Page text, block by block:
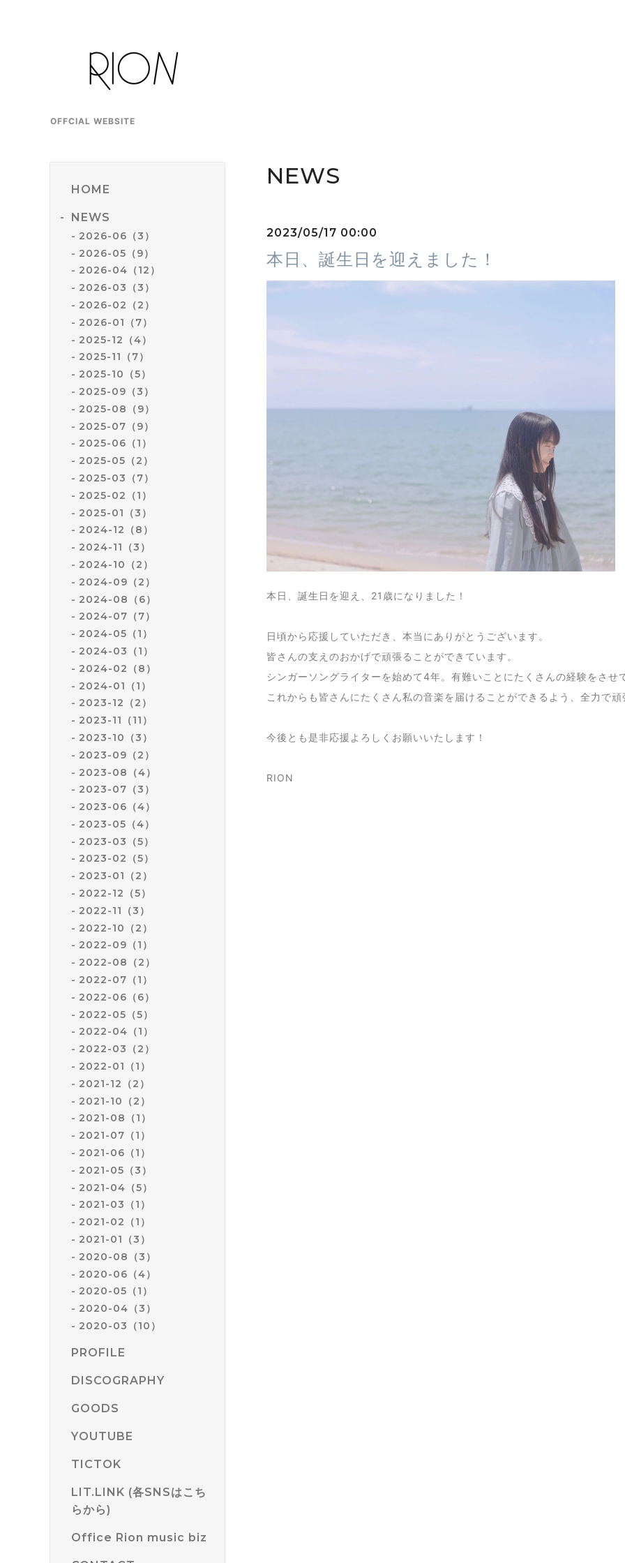
OFFCIAL WEBSITE
HOME
NEWS
2026-06（3）
2026-05（9）
2026-04（12）
2026-03（3）
2026-02（2）
2026-01（7）
2025-12（4）
2025-11（7）
2025-10（5）
2025-09（3）
2025-08（9）
2025-07（9）
2025-06（1）
2025-05（2）
2025-03（7）
2025-02（1）
2025-01（3）
2024-12（8）
2024-11（3）
2024-10（2）
2024-09（2）
2024-08（6）
2024-07（7）
2024-05（1）
2024-03（1）
2024-02（8）
2024-01（1）
2023-12（2）
2023-11（11）
2023-10（3）
2023-09（2）
2023-08（4）
2023-07（3）
2023-06（4）
2023-05（4）
2023-03（5）
2023-02（5）
2023-01（2）
2022-12（5）
2022-11（3）
2022-10（2）
2022-09（1）
2022-08（2）
2022-07（1）
2022-06（6）
2022-05（5）
2022-04（1）
2022-03（2）
2022-01（1）
2021-12（2）
2021-10（2）
2021-08（1）
2021-07（1）
2021-06（1）
2021-05（3）
2021-04（5）
2021-03（1）
2021-02（1）
2021-01（3）
2020-08（3）
2020-06（4）
2020-05（1）
2020-04（3）
2020-03（10）
PROFILE
DISCOGRAPHY
GOODS
YOUTUBE
TICTOK
LIT.LINK (各SNSはこち
らから)
Office Rion music biz
NEWS
2023/05/17 00:00
本日、誕生日を迎えました！
本日、誕生日を迎え、21歳になりました！
日頃から応援していただき、本当にありがとうございます。
皆さんの支えのおかげで頑張ることができています。
シンガーソングライターを始めて4年。有難いことにたくさんの経験をさせ
これからも皆さんにたくさん私の音楽を届けることができるよう、全力で頑
今後とも是非応援よろしくお願いいたします！
RION